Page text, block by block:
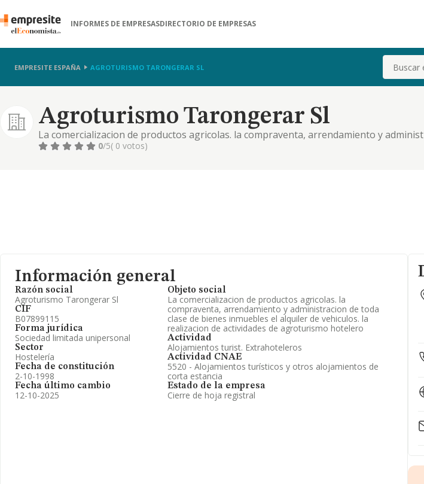
INFORMES DE EMPRESASDIRECTORIO DE EMPRESAS
EMPRESITE ESPAÑA AGROTURISMO TARONGERAR SL Buscar
Agroturismo Tarongerar Sl
La comercializacion de productos agricolas. la compraventa, arrendamiento y
clase de bienes inmuebles el alquiler de vehiculos. la realizacion de actividades de
0/5( 0 votos)
Información general
Razón social
Agroturismo Tarongerar Sl
CIF
B07899115
Forma jurídica
Sociedad limitada unipersonal
Sector
Hostelería
Fecha de constitución
2-10-1998
Fecha último cambio
12-10-2025
Objeto social
La comercializacion de productos agricolas. la
compraventa, arrendamiento y administracion de toda
clase de bienes inmuebles el alquiler de vehiculos. la
realizacion de actividades de agroturismo hotelero
Actividad
Alojamientos turist. Extrahoteleros
Actividad CNAE
5520 - Alojamientos turísticos y otros alojamientos de
corta estancia
Estado de la empresa
Cierre de hoja registral